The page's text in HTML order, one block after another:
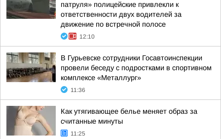
патруля» полицейские привлекли к
ответственности двух водителей за
движение по встречной полосе
12:10
В Гурьевске сотрудники Госавтоинспекции
провели беседу с подростками в спортивном
комплексе «Металлург»
11:36
Как утягивающее белье меняет образ за
считанные минуты
11:25